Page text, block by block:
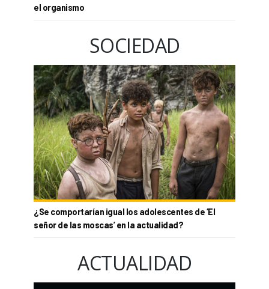
el organismo
SOCIEDAD
¿Se comportarían igual los adolescentes de ‘El
señor de las moscas’ en la actualidad?
ACTUALIDAD